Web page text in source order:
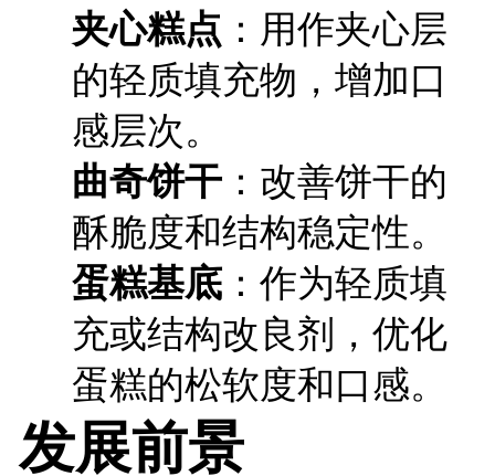
夹心糕点 ：用作夹心层
的轻质填充物，增加口
感层次。
曲奇饼干：改善饼干的
酥脆度和结构稳定性。
蛋糕基底：作为轻质填
充或结构改良剂，优化
蛋糕的松软度和口感。
发展前景